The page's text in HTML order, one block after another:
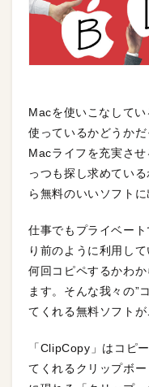
Macを使いこなして
使っているかどうか
Macライフを充実さ
っつも探し求めてい
ら無料のいいソフトに
仕事でもプライベー
り前のように利用し
何回コピペするかわ
ます。そんな我々の”
てくれる無料ソフトが
「ClipCopy」はコピ
てくれるクリップボ